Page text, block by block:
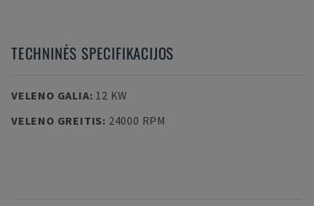
TECHNINĖS SPECIFIKACIJOS
VELENO GALIA: 12 KW
VELENO GREITIS: 24000 RPM